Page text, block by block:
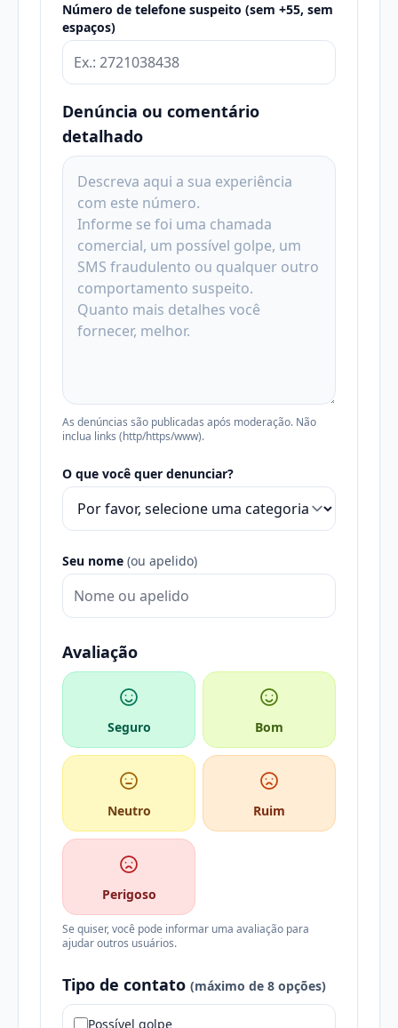
Número de telefone suspeito (sem +55, sem
espaços)
Denúncia ou comentário
detalhado
As denúncias são publicadas após moderação. Não
inclua links (http/https/www).
O que você quer denunciar?
Seu nome (ou apelido)
Avaliação
Seguro Bom
Neutro Ruim
Perigoso
Se quiser, você pode informar uma avaliação para
ajudar outros usuários.
Tipo de contato (máximo de 8 opções)
Possível golpe